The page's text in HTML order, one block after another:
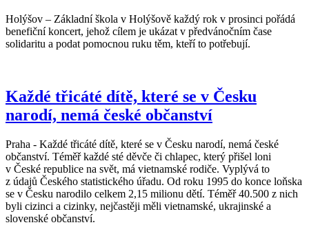
Holýšov – Základní škola v Holýšově každý rok v prosinci pořádá
benefiční koncert, jehož cílem je ukázat v předvánočním čase
solidaritu a podat pomocnou ruku těm, kteří to potřebují.
Každé třicáté dítě, které se v Česku
narodí, nemá české občanství
Praha - Každé třicáté dítě, které se v Česku narodí, nemá české
občanství. Téměř každé sté děvče či chlapec, který přišel loni
v České republice na svět, má vietnamské rodiče. Vyplývá to
z údajů Českého statistického úřadu. Od roku 1995 do konce loňska
se v Česku narodilo celkem 2,15 milionu dětí. Téměř 40.500 z nich
byli cizinci a cizinky, nejčastěji měli vietnamské, ukrajinské a
slovenské občanství.